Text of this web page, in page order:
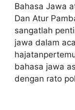
Bahasa Jawa
Dan Atur
sangatlah
jawa dalam
bahasa jawa
dengan rato